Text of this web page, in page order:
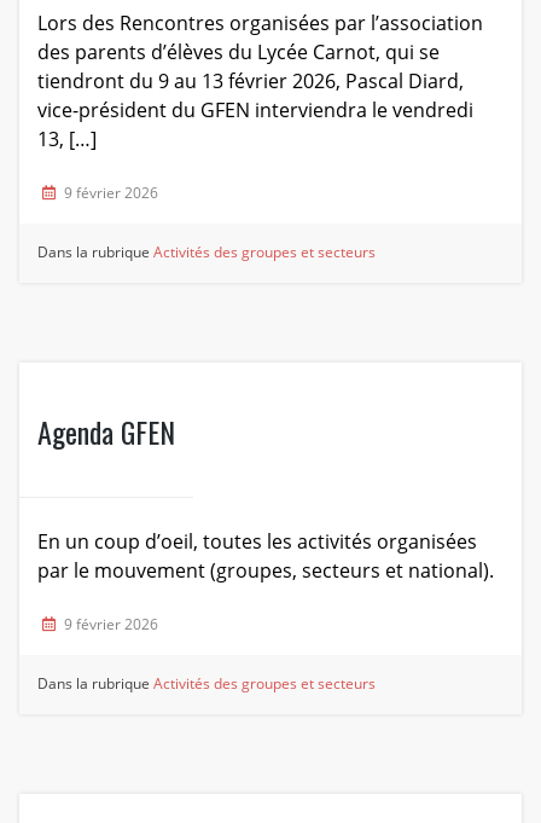
Lors des Rencontres organisées par l’association
des parents d’élèves du Lycée Carnot, qui se
tiendront du 9 au 13 février 2026, Pascal Diard,
vice-président du GFEN interviendra le vendredi
13, […]
9 février 2026
Dans la rubriqueActivités des groupes et secteurs
Agenda GFEN
En un coup d’oeil, toutes les activités organisées
par le mouvement (groupes, secteurs et national).
9 février 2026
Dans la rubriqueActivités des groupes et secteurs